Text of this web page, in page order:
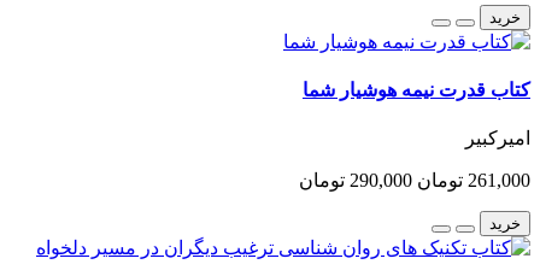
خرید
کتاب قدرت نیمه هوشیار شما
امیرکبیر
261,000 تومان 290,000 تومان
خرید